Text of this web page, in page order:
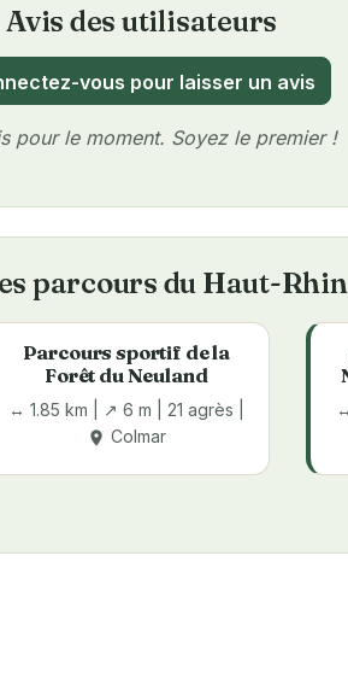
Avis des utilisateurs
vous pour laisser un avis
pour le moment. Soyez le premier !
parcours du Haut-Rhin
Parcours sportif de la
Forêt du Neuland
↔ 1.85 km | ↗ 6 m | 21 agrès |
place Colmar